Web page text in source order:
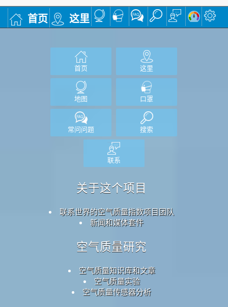
首页 这里
首页 这里
地图 口罩
常问问题 搜索
联系
关于这个项目
联系世界的空气质量指数项目团队
新闻和媒体套件
空气质量研究
空气质量知识库和文章
空气质量实验
空气质量传感器分析